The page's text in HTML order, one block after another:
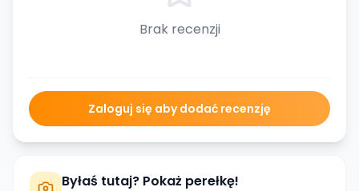
Brak recenzji
Zaloguj się aby dodać recenzję
Byłaś tutaj? Pokaż perełkę!